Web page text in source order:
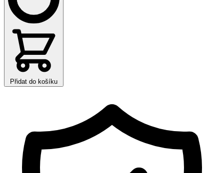
Přidat do košíku